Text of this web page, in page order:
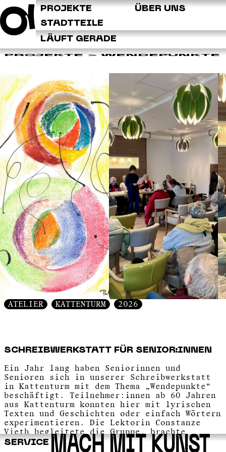
ÜBER UNS
PROJEKTE
STADTTEILE
LÄUFT GERADE
SERVICE
PROJEKTE > WENDEPUNKTE
ATELIER KATTENTURM 2026
SCHREIBWERKSTATT FÜR SENIOR:INNEN
Ein Jahr lang haben Seniorinnen und
Senioren sich in unserer Schreibwerkstatt
in Kattenturm mit dem Thema „Wendepunkte“
beschäftigt. Teilnehmer:innen ab 60 Jahren
aus Kattenturm konnten hier mit lyrischen
Texten und Geschichten oder einfach Wörtern
experimentieren. Die Lektorin Constanze
Vieth begleitete die Gruppe, brachte
Schreibübungen mit und schlug Themen vor.